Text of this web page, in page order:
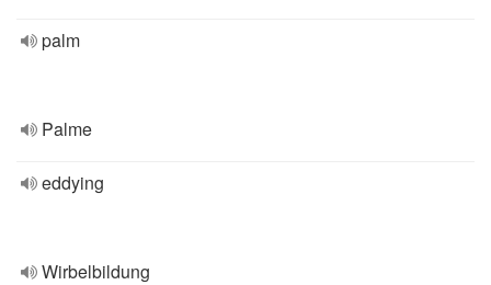
palm
Palme
eddying
Wirbelbildung